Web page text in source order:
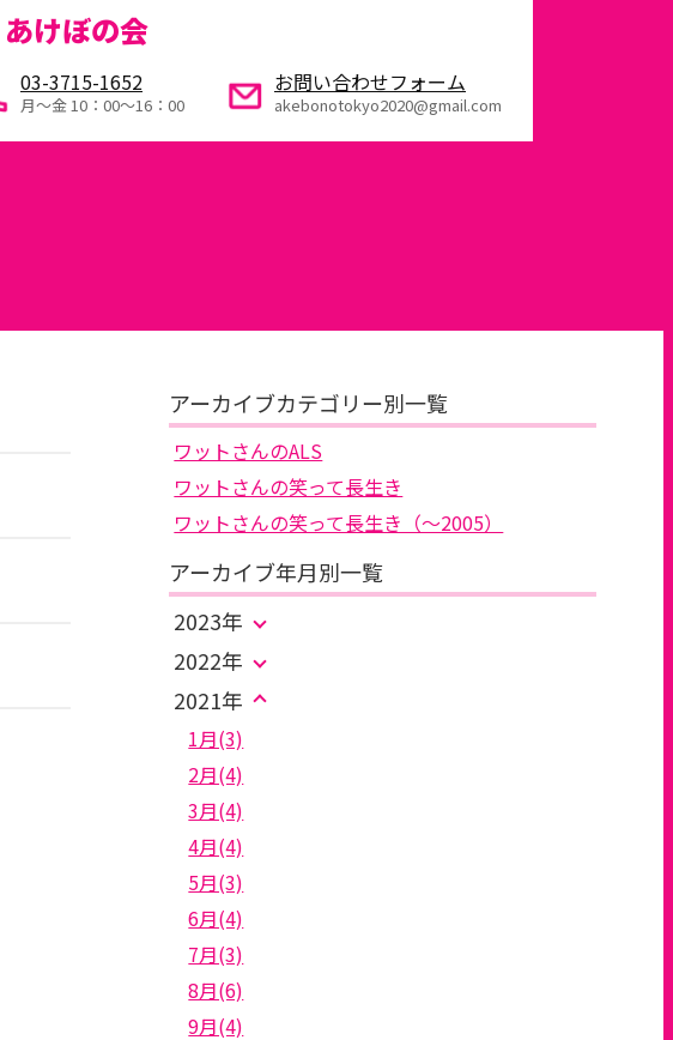
あけぼの会
03-3715-1652
月～金 10：00〜16：00
お問い合わせフォーム
akebonotokyo2020@gmail.com
アーカイブカテゴリー別一覧
ワットさんのALS
ワットさんの笑って長生き
ワットさんの笑って長生き（～2005）
アーカイブ年月別一覧
2023年
2022年
2021年
1月(3)
2月(4)
3月(4)
4月(4)
5月(3)
6月(4)
7月(3)
8月(6)
9月(4)